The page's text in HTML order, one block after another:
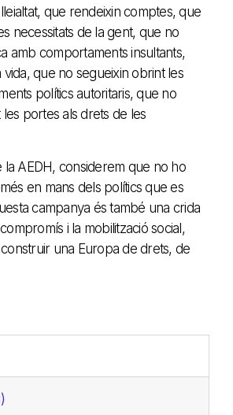
que rendeixin comptes, que
necessitats de la gent, que no
amb comportaments insultants,
vida, que no segueixin obrint les
polítics autoritaris, que no
portes als drets de les
la AEDH, considerem que no ho
en mans dels polítics que es
campanya és també una crida
i la mobilització social,
una Europa de drets, de